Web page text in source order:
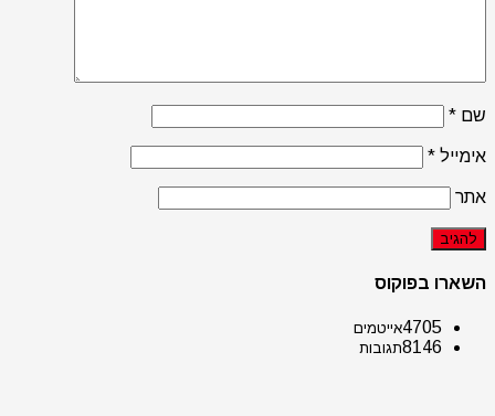
שם *
אימייל *
אתר
השארו בפוקוס
4705אייטמים
8146תגובות